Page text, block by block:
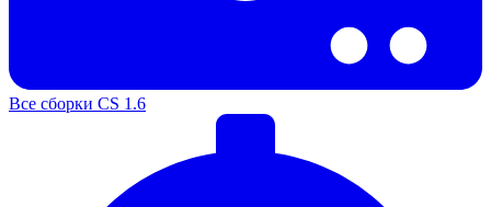
Все сборки CS 1.6